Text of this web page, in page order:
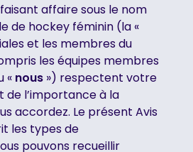
faisant affaire sous le nom
de hockey féminin (la «
et les membres du
les équipes membres
« nous ») respectent votre
l’importance à la
accordez. Le présent Avis
les types de
pouvons recueillir